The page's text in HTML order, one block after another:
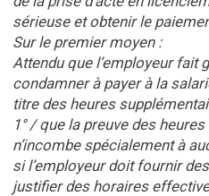
sérieuse et obtenir le
Sur le premier moyen :
Attendu que l’employeur fait
condamner à payer à la
titre des heures
1° / que la preuve des
n’incombe spécialement à
si l’employeur doit fournir
justifier des horaires